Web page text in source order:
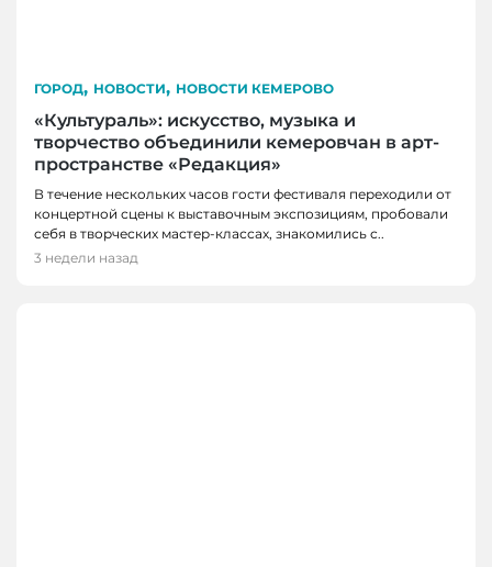
ГОРОД, НОВОСТИ, НОВОСТИ КЕМЕРОВО
«Культураль»: искусство, музыка и
творчество объединили кемеровчан в арт-
пространстве «Редакция»
В течение нескольких часов гости фестиваля переходили от
концертной сцены к выставочным экспозициям, пробовали
себя в творческих мастер-классах, знакомились с..
3 недели назад